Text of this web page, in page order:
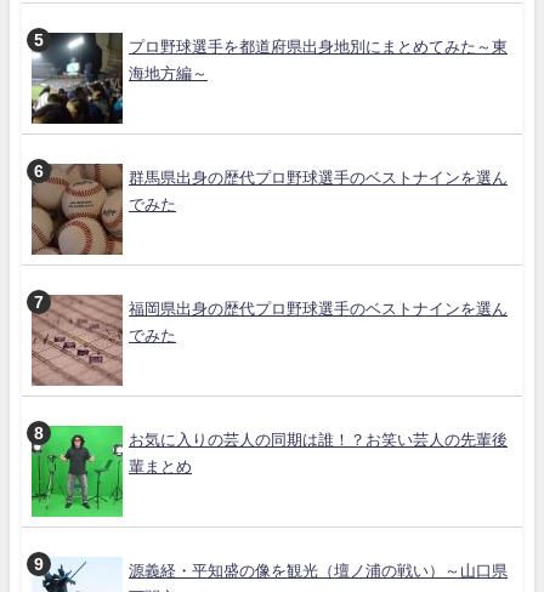
プロ野球選手を都道府県出身地別にまとめてみた～東
海地方編～
群馬県出身の歴代プロ野球選手のベストナインを選ん
でみた
福岡県出身の歴代プロ野球選手のベストナインを選ん
でみた
お気に入りの芸人の同期は誰！？お笑い芸人の先輩後
輩まとめ
源義経・平知盛の像を観光（壇ノ浦の戦い）～山口県